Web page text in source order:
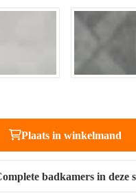
Plaats in winkelmand
badkamers in deze